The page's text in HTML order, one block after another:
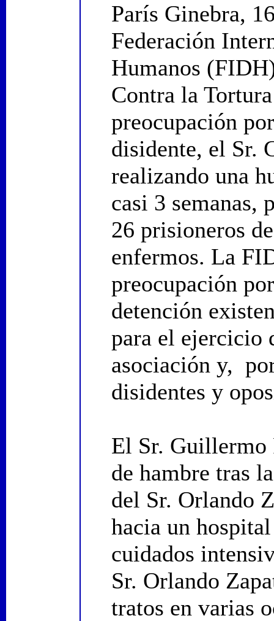
París Ginebra,
Federación
Humanos
Contra la
preocupación
disidente, el Sr.
realizando una
casi 3 semanas,
26 prisioneros
enfermos. La
preocupación
detención
para el ejercicio
asociación y,
disidentes y
El Sr. Guillermo
de hambre tras
del Sr. Orlando
hacia un
cuidados
Sr. Orlando
tratos en varias